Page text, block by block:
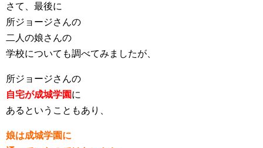
さて、最後に
所ジョージさんの
二人の娘さんの
学校についても調べてみましたが、
所ジョージさんの
自宅が成城学園に
あるということもあり、
娘は成城学園に